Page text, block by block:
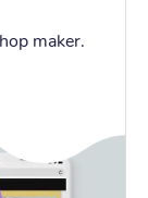
maker.